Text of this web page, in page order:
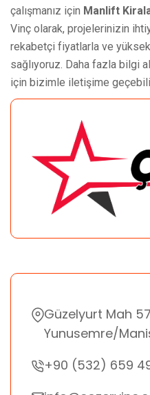
çalışmanız için Manlift
Vinç olarak, projelerinizin
rekabetçi fiyatlarla ve
sağlıyoruz. Daha fazla bilgi
için bizimle iletişime
Güzelyurt Mah
Yunusemre/
+90 (532) 659